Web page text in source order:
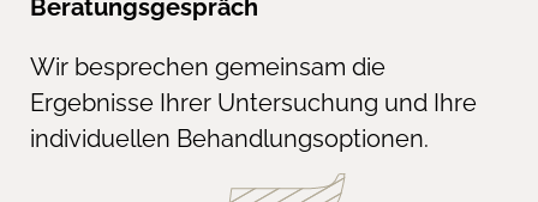
Beratungsgespräch
Wir besprechen gemeinsam die
Ergebnisse Ihrer Untersuchung und Ihre
individuellen Behandlungsoptionen.